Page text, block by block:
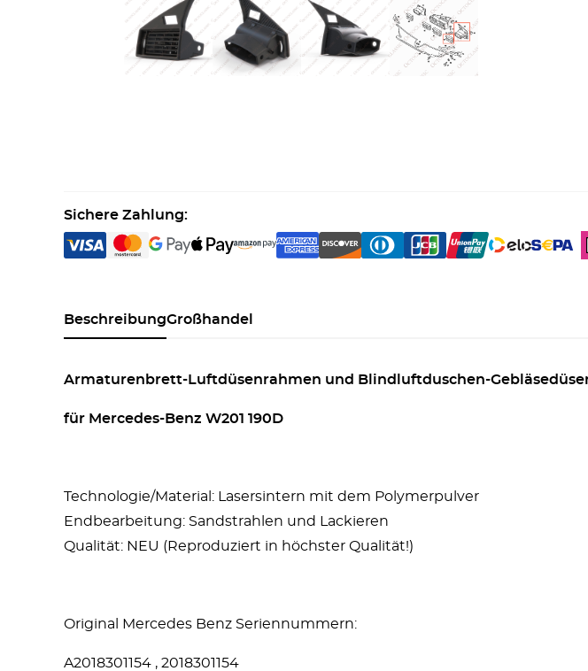
Sichere Zahlung:
BeschreibungGroßhandel
Armaturenbrett-Luftdüsenrahmen und Blindluftduschen-
für Mercedes-Benz W201 190D
Technologie/Material: Lasersintern mit dem Polymerpulver
Endbearbeitung: Sandstrahlen und Lackieren
Qualität: NEU (Reproduziert in höchster Qualität!)
Original Mercedes Benz Seriennummern:
A2018301154 , 2018301154